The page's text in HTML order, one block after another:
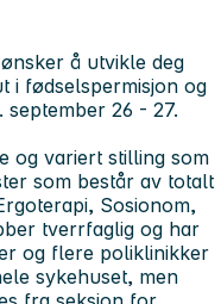
å utvikle deg
i fødselspermisjon og
26 - 27.
og variert stilling som
som består av totalt
Sosionom,
tverrfaglig og har
og flere poliklinikker
sykehuset, men